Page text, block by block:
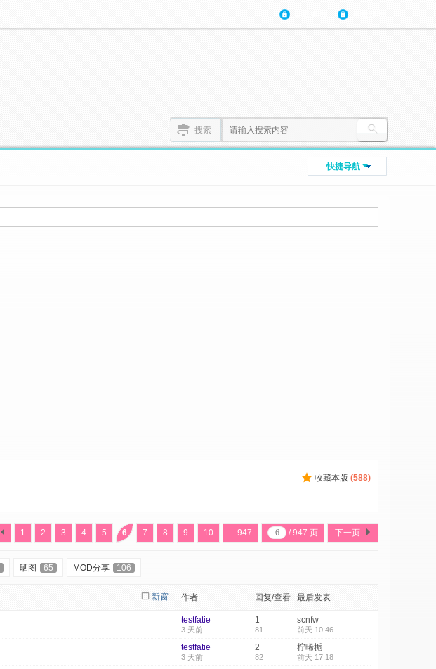
搜索
快捷导航
收藏本版 (588)
1 2 3 4 5 6 7 8 9 10 ... 947 / 947 页 下一页
晒图 65 MOD分享 106
新窗 作者 回复/查看 最后发表
testfatie
3 天前
1
81
scnfw
前天 10:46
testfatie
3 天前
2
82
柠晞栀
前天 17:18